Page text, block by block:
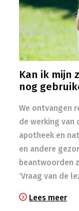
Kan ik mijn
nog
We ontvangen
de werking van
apotheek en
en andere
beantwoorden
‘Vraag van de
Lees meer